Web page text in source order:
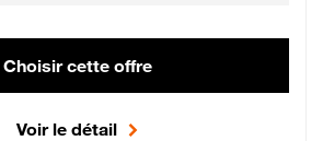
Choisir cette offre
Voir le détail